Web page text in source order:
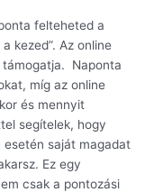
felteheted a
kezed”. Az online
támogatja. Naponta
míg az online
és mennyit
segítelek, hogy
esetén saját magadat
Ez egy
csak a pontozási